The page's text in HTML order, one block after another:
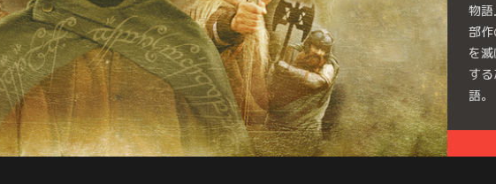
物
部
を
す
語。